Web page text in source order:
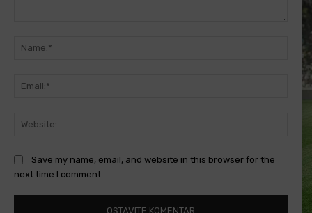
Save my name, email, and website in this browser for the
next time I comment.